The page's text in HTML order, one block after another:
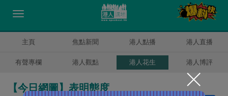
主頁 焦點新聞 港人點播 港人直播
有聲專欄 港人觀點 港人花生 港人博評
【今日網圖】表明態度